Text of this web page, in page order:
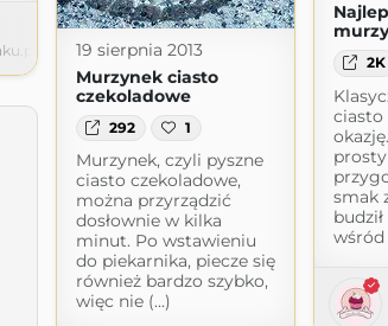
2K
ciasto
smak
wśród
19 sierpnia 2013
Murzynek ciasto
czekoladowe
292 1
Murzynek, czyli pyszne
ciasto czekoladowe,
można przyrządzić
dosłownie w kilka
minut. Po wstawieniu
do piekarnika, piecze się
również bardzo szybko,
więc nie (...)